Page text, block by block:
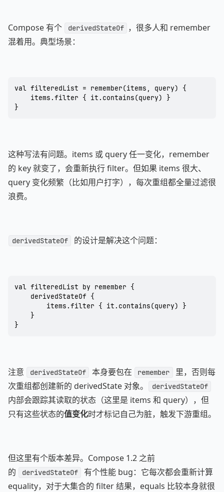
Compose 有个 derivedStateOf ，很多人和 remember
混着用。典型场景：
val filteredList = remember(items, query) {
    items.filter { it.contains(query) }
}
这种写法有问题。items 或 query 任一变化，remember
的 key 就变了，会重新执行 filter。但如果 items 很大、
query 变化频繁（比如用户打字），每次重组都全量过滤很
浪费。
derivedStateOf 的设计是解决这个问题：
val filteredList by remember {
    derivedStateOf {
        items.filter { it.contains(query) }
    }
}
注意 derivedStateOf 本身要包在 remember
里，否则每
次重组都创建新的 derivedState 对象。
derivedStateOf
内部会跟踪其读取的状态（这里是 items 和 query），但
只有这些状态的值变化时才标记自己为脏，触发下游重组。
但这里有个版本差异。Compose 1.2 之前
的
derivedStateOf
有个性能 bug：它每次都会重新计算
equality，对于大集合的 filter 结果，equals 比较本身就很